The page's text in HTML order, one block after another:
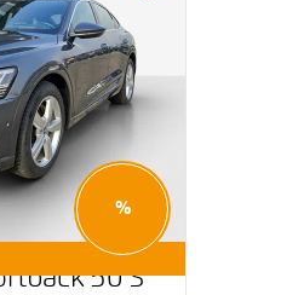
%
AB
50 S